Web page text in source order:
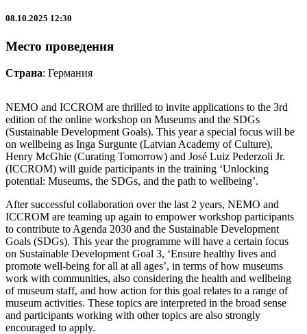
08.10.2025 12:30
Место проведения
Страна: Германия
NEMO and ICCROM are thrilled to invite applications to the 3rd
edition of the online workshop on Museums and the SDGs
(Sustainable Development Goals). This year a special focus will be
on wellbeing as Inga Surgunte (Latvian Academy of Culture),
Henry McGhie (Curating Tomorrow) and José Luiz Pederzoli Jr.
(ICCROM) will guide participants in the training ‘Unlocking
potential: Museums, the SDGs, and the path to wellbeing’.
After successful collaboration over the last 2 years, NEMO and
ICCROM are teaming up again to empower workshop participants
to contribute to Agenda 2030 and the Sustainable Development
Goals (SDGs). This year the programme will have a certain focus
on Sustainable Development Goal 3, ‘Ensure healthy lives and
promote well-being for all at all ages’, in terms of how museums
work with communities, also considering the health and wellbeing
of museum staff, and how action for this goal relates to a range of
museum activities. These topics are interpreted in the broad sense
and participants working with other topics are also strongly
encouraged to apply.